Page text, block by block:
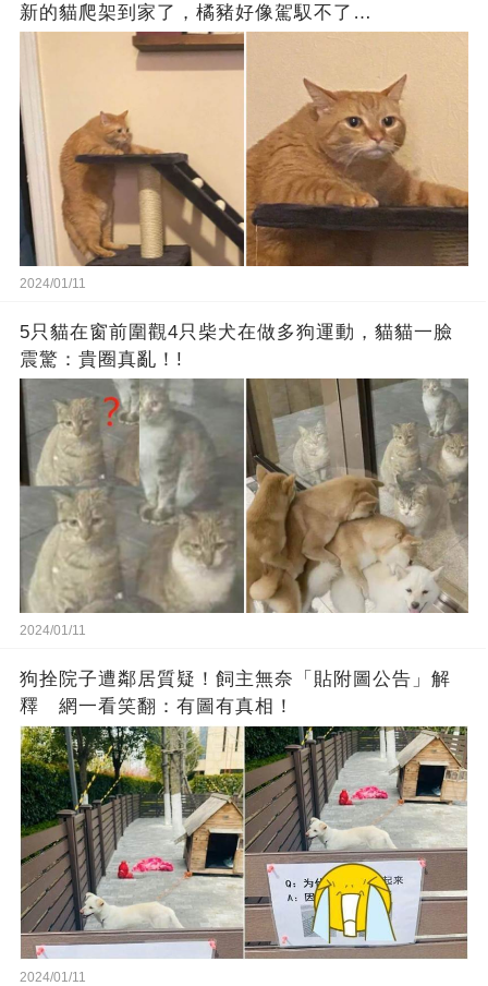
新的貓爬架到家了，橘豬好像駕馭不了…
2024/01/11
5只貓在窗前圍觀4只柴犬在做多狗運動，貓貓一臉
震驚：貴圈真亂！!
2024/01/11
狗拴院子遭鄰居質疑！飼主無奈「貼附圖公告」解
釋 網一看笑翻：有圖有真相！
2024/01/11